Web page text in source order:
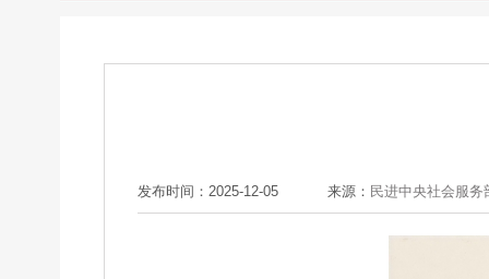
发布时间：2025-12-05 来源： 民进中央社会服务